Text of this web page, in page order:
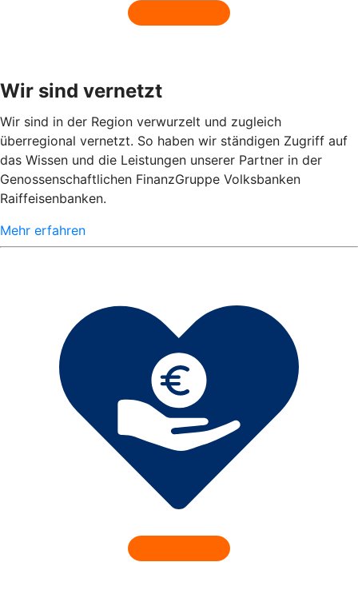
Wir sind vernetzt
Wir sind in der Region verwurzelt und zugleich
überregional vernetzt. So haben wir ständigen Zugriff auf
das Wissen und die Leistungen unserer Partner in der
Genossenschaftlichen FinanzGruppe Volksbanken
Raiffeisenbanken.
Mehr erfahren